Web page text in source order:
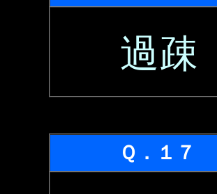
過疎
Ｑ．１７